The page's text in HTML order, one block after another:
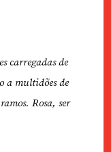
carregadas de
a multidões de
Rosa, ser